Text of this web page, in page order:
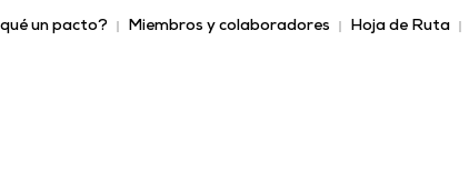
un pacto? Miembros y colaboradores Hoja de Ruta